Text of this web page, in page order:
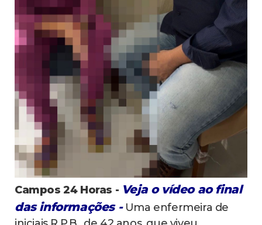
Campos 24 Horas - Veja o vídeo ao final
das informações -Uma enfermeira de